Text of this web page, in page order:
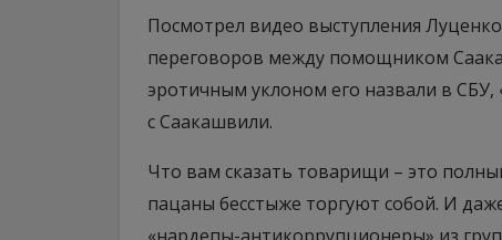
Посмотрел видео выступления
переговоров между помощником
эротичным уклоном его назвали в СБУ,
с Саакашвили.
Что вам сказать товарищи – это
пацаны бесстыже торгуют собой. И